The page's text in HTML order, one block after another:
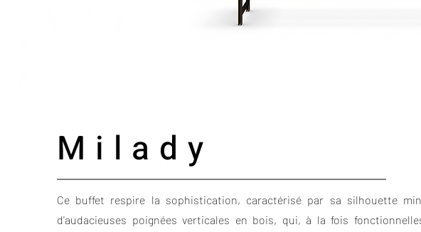
Milady
Ce buffet respire la sophistication, caractérisé par sa silhouette
d'audacieuses poignées verticales en bois, qui, à la fois